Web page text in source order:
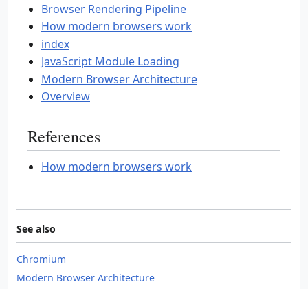
Browser Rendering Pipeline
How modern browsers work
index
JavaScript Module Loading
Modern Browser Architecture
Overview
References
How modern browsers work
See also
Chromium
Modern Browser Architecture